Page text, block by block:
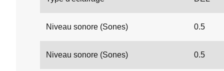
Niveau sonore (Sones) 0.5
Niveau sonore (Sones) 0.5